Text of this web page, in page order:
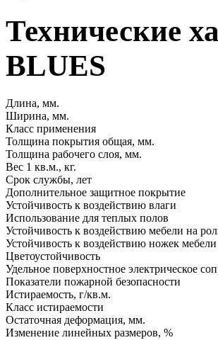
Технические
BLUES
Длина, мм.
Ширина, мм.
Класс применения
Толщина покрытия общая, мм.
Толщина рабочего слоя, мм.
Вес 1 кв.м., кг.
Срок службы, лет
Дополнительное защитное покрытие
Устойчивость к воздействию влаги
Использование для теплых полов
Устойчивость к воздействию мебели на
Устойчивость к воздействию ножек
Цветоустойчивость
Удельное поверхностное электрическое
Показатели пожарной безопасности
Истираемость, г/кв.м.
Класс истираемости
Остаточная деформация, мм.
Изменение линейных размеров, %